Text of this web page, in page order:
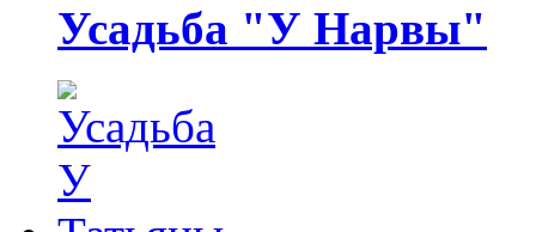
Усадьба "У Нарвы"